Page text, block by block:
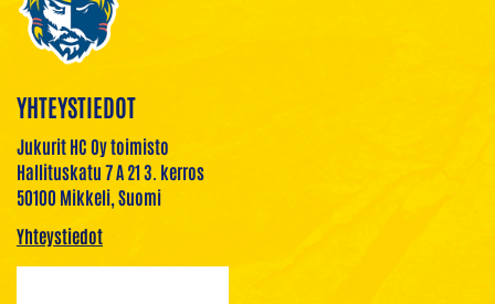
YHTEYSTIEDOT
Jukurit HC Oy toimisto
Hallituskatu 7 A 21 3. kerros
50100 Mikkeli, Suomi
Yhteystiedot